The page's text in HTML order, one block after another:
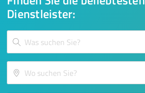
Dienstleister: